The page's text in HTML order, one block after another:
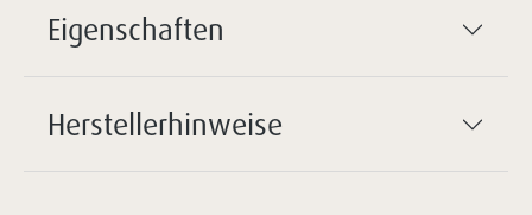
Eigenschaften
Herstellerhinweise